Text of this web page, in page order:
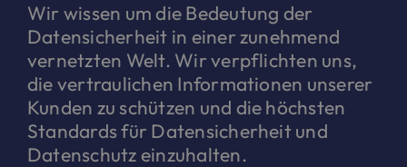
Wir wissen um die Bedeutung der
Datensicherheit in einer zunehmend
vernetzten Welt. Wir verpflichten uns,
die vertraulichen Informationen unserer
Kunden zu schützen und die höchsten
Standards für Datensicherheit und
Datenschutz einzuhalten.